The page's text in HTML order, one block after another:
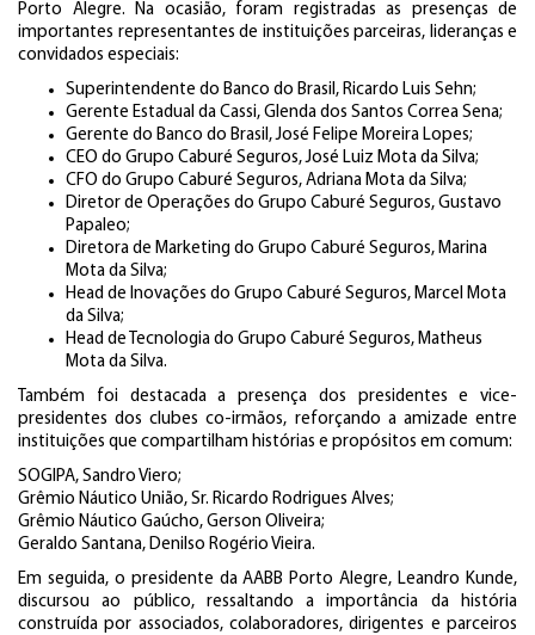
Porto Alegre. Na ocasião, foram registradas as presenças de
importantes representantes de instituições parceiras, lideranças e
convidados especiais:
Superintendente do Banco do Brasil, Ricardo Luis Sehn;
Gerente Estadual da Cassi, Glenda dos Santos Correa Sena;
Gerente do Banco do Brasil, José Felipe Moreira Lopes;
CEO do Grupo Caburé Seguros, José Luiz Mota da Silva;
CFO do Grupo Caburé Seguros, Adriana Mota da Silva;
Diretor de Operações do Grupo Caburé Seguros, Gustavo
Papaleo;
Diretora de Marketing do Grupo Caburé Seguros, Marina
Mota da Silva;
Head de Inovações do Grupo Caburé Seguros, Marcel Mota
da Silva;
Head de Tecnologia do Grupo Caburé Seguros, Matheus
Mota da Silva.
Também foi destacada a presença dos presidentes e vice-
presidentes dos clubes co-irmãos, reforçando a amizade entre
instituições que compartilham histórias e propósitos em comum:
SOGIPA, Sandro Viero;
Grêmio Náutico União, Sr. Ricardo Rodrigues Alves;
Grêmio Náutico Gaúcho, Gerson Oliveira;
Geraldo Santana, Denilso Rogério Vieira.
Em seguida, o presidente da AABB Porto Alegre, Leandro Kunde,
discursou ao público, ressaltando a importância da história
construída por associados, colaboradores, dirigentes e parceiros